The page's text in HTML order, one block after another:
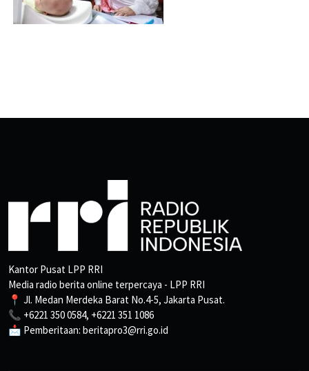
Kantor Pusat LPP RRI
Media radio berita online terpercaya - LPP RRI
📍 Jl. Medan Merdeka Barat No.4-5, Jakarta Pusat.
📞 +6221 350 0584, +6221 351 1086
📩 Pemberitaan: beritapro3@rri.go.id